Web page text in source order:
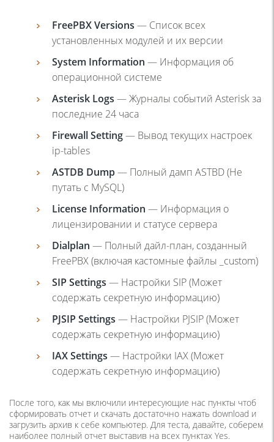
FreePBX Versions — Список всех
установленных модулей и их версии
System Information — Информация об
операционной системе
Asterisk Logs — Журналы событий Asterisk за
последние 24 часа
Firewall Setting— Вывод текущих настроек
ip-tables
ASTDB Dump— Полный дамп ASTBD (Не
путать с MySQL)
License Information — Информация о
лицензировании и статусе сервера
Dialplan — Полный дайл-план, созданный
FreePBX (включая кастомные файлы _custom)
SIP Settings — Настройки SIP (Может
содержать секретную информацию)
PJSIP Settings — Настройки PJSIP (Может
содержать секретную информацию)
IAX Settings — Настройки IAX (Может
содержать секретную информацию)
После того, как мы включили интересующие нас пункты чтоб
сформировать отчет и скачать достаточно нажать download и
загрузить архив к себе компьютер. Для теста, давайте, соберем
наиболее полный отчет выставив на всех пунктах Yes.